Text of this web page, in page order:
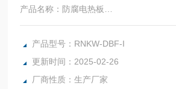
产品名称：防腐电热板
型号：RNKW-DBF-I RNKW-DBF-II
产品型号：RNKW-DBF-I
更新时间：2025-02-26
厂商性质：生产厂家